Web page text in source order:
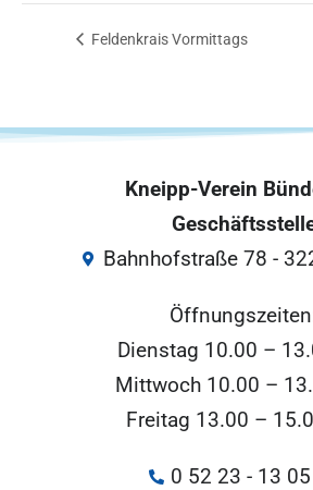
Feldenkrais Vormittags
Kneipp-Verein
Bahnhofstraße 78 -
Dienstag 10.00 –
Mittwoch 10.00 –
Freitag 13.00 –
0 52 23 - 13